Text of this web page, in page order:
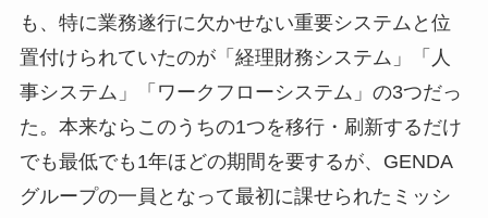
も、特に業務遂行に欠かせない重要システムと位
置付けられていたのが「経理財務システム」「人
事システム」「ワークフローシステム」の3つだっ
た。本来ならこのうちの1つを移行・刷新するだけ
でも最低でも1年ほどの期間を要するが、GENDA
グループの一員となって最初に課せられたミッシ